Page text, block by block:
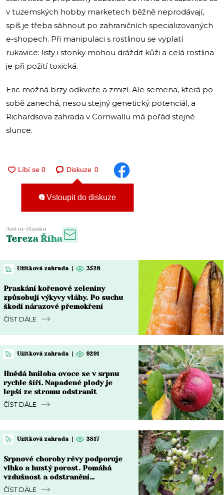
v tuzemských hobby marketech běžně neprodávají,
spíš je třeba sáhnout po zahraničních specializovaných
e-shopech. Při manipulaci s rostlinou se vyplatí
rukavice: listy i stonky mohou dráždit kůži a celá rostlina
je při požití toxická.
Eric možná brzy odkvete a zmizí. Ale semena, která po
sobě zanechá, nesou stejný genetický potenciál, a
Richardsova zahrada v Cornwallu má pořád stejné
slunce.
Diskuze 0
Vstoupit do diskuze
Autor článku
Tereza Říha
Užitková zahrada 3528
Praskání kořenové zeleniny
způsobují výkyvy vláhy. Po suchu
škodí nárazové přemokření
ČÍST DÁLE
Užitková zahrada 9291
Hnědá hniloba ovoce se v srpnu
rychle šíří. Napadené plody je
lepší ze stromu odstranit
ČÍST DÁLE
Užitková zahrada 3817
Srpnové choroby révy podporuje
vlhko a hustý porost. Pomáhá
vzdušnost a odstranění
napadených částí
ČÍST DÁLE